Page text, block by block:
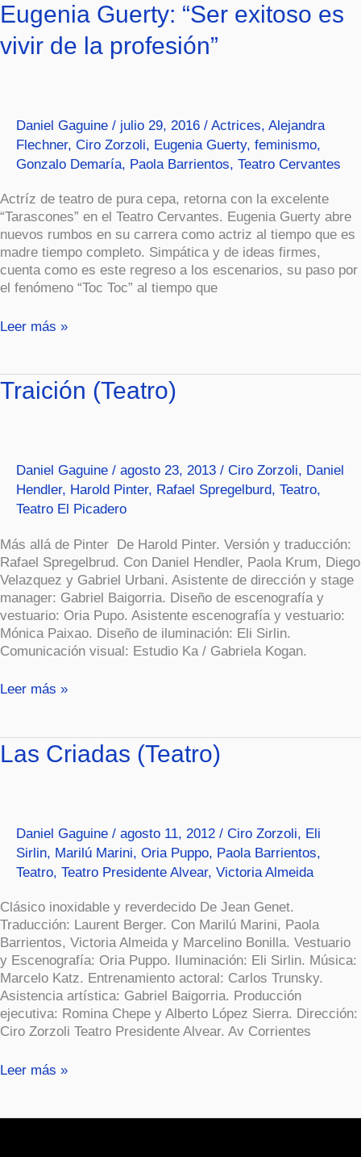
Eugenia Guerty: “Ser exitoso es
vivir de la profesión”
Daniel Gaguine / julio 29, 2016 / Actrices, Alejandra
Flechner, Ciro Zorzoli, Eugenia Guerty, feminismo,
Gonzalo Demaría, Paola Barrientos, Teatro Cervantes
Actríz de teatro de pura cepa, retorna con la excelente
“Tarascones” en el Teatro Cervantes. Eugenia Guerty abre
nuevos rumbos en su carrera como actriz al tiempo que es
madre tiempo completo. Simpática y de ideas firmes,
cuenta como es este regreso a los escenarios, su paso por
el fenómeno “Toc Toc” al tiempo que
Eugenia
Guerty:
“Ser
exitoso
profesión”
Leer más »
Traición (Teatro)
Daniel Gaguine / agosto 23, 2013 / Ciro Zorzoli, Daniel
Hendler, Harold Pinter, Rafael Spregelburd, Teatro,
Teatro El Picadero
Más allá de Pinter De Harold Pinter. Versión y traducción:
Rafael Spregelbrud. Con Daniel Hendler, Paola Krum, Diego
Velazquez y Gabriel Urbani. Asistente de dirección y stage
manager: Gabriel Baigorria. Diseño de escenografía y
vestuario: Oria Pupo. Asistente escenografía y vestuario:
Mónica Paixao. Diseño de iluminación: Eli Sirlin.
Comunicación visual: Estudio Ka / Gabriela Kogan.
Traición
(Teatro)
Leer más »
Las Criadas (Teatro)
Daniel Gaguine / agosto 11, 2012 / Ciro Zorzoli, Eli
Sirlin, Marilú Marini, Oria Puppo, Paola Barrientos,
Teatro, Teatro Presidente Alvear, Victoria Almeida
Clásico inoxidable y reverdecido De Jean Genet.
Traducción: Laurent Berger. Con Marilú Marini, Paola
Barrientos, Victoria Almeida y Marcelino Bonilla. Vestuario
y Escenografía: Oria Puppo. Iluminación: Eli Sirlin. Música:
Marcelo Katz. Entrenamiento actoral: Carlos Trunsky.
Asistencia artística: Gabriel Baigorria. Producción
ejecutiva: Romina Chepe y Alberto López Sierra. Dirección:
Ciro Zorzoli Teatro Presidente Alvear. Av Corrientes
Las
Criadas
Leer más »